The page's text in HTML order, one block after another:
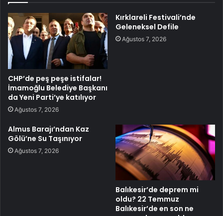
CHP’de peş peşe istifalar!
İmamoğlu Belediye Başkanı
da Yeni Parti’ye katılıyor
Ağustos 7, 2026
Kırklareli Festivali’nde
Geleneksel Defile
Ağustos 7, 2026
Almus Barajı’ndan Kaz
Gölü’ne Su Taşınıyor
Ağustos 7, 2026
Balıkesir’de deprem mi
oldu? 22 Temmuz
Balıkesir’de en son ne